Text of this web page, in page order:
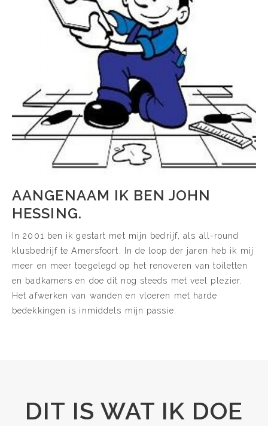
AANGENAAM IK BEN JOHN
HESSING.
In 2001 ben ik gestart met mijn bedrijf, als all-round
klusbedrijf te Amersfoort. In de loop der jaren heb ik mij
meer en meer toegelegd op het renoveren van toiletten
en badkamers en doe dit nog steeds met veel plezier.
Het afwerken van wanden en vloeren met harde
bedekkingen is inmiddels mijn passie.
DIT IS WAT IK DOE